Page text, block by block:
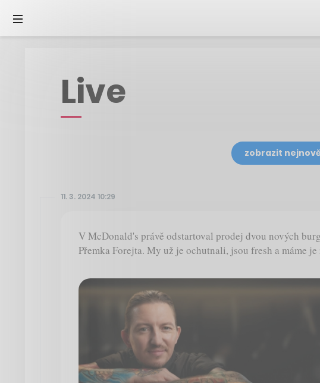
Live
zobrazit
11. 3. 2024 10:29
V McDonald's právě odstartoval prodej dvou nových
Přemka Forejta. My už je ochutnali, jsou fresh a máme je